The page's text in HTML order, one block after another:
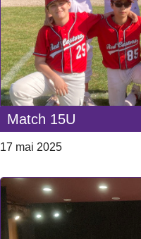
Match 15U
17 mai 2025